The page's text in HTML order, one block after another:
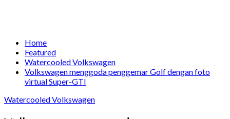
Home
Featured
Watercooled Volkswagen
Volkswagen menggoda penggemar Golf dengan foto
virtual Super-GTI
Watercooled Volkswagen